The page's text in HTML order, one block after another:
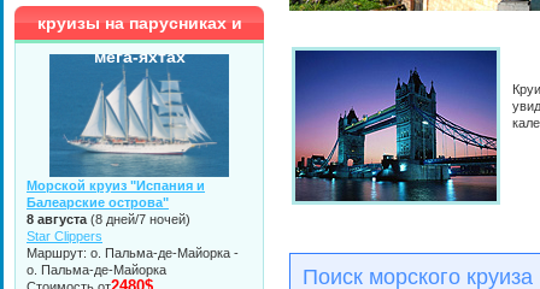
Поиск морского круиза
круизы на парусниках и
мега-яхтах
Морской круиз "Испания и
Балеарские острова"
8 августа (8 дней/7 ночей)
Star Clippers
Маршрут: о. Пальма-де-Майорка -
о. Пальма-де-Майорка